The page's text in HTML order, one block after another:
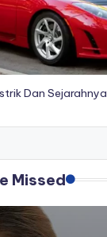
Dan Sejarahnya
Missed